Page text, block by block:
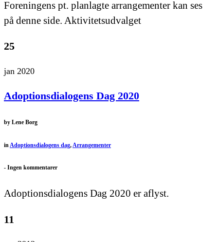
Foreningens pt. planlagte arrangementer kan ses
på denne side. Aktivitetsudvalget
25
jan 2020
Adoptionsdialogens Dag 2020
by Lene Borg
in Adoptionsdialogens dag, Arrangementer
- Ingen kommentarer
Adoptionsdialogens Dag 2020 er aflyst.
11